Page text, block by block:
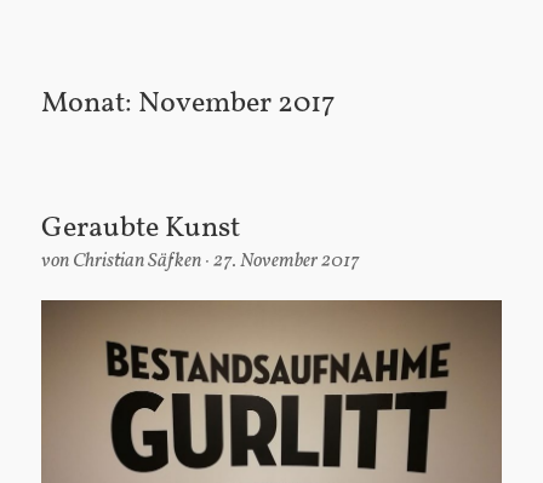
Monat: November 2017
Geraubte Kunst
vonChristian Säfken 27. November 2017